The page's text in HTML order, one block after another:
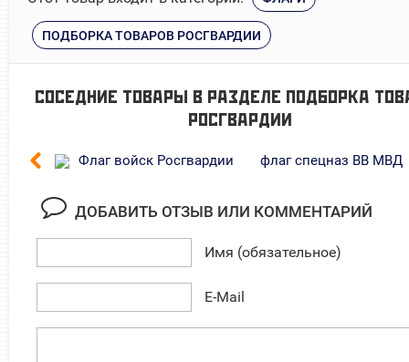
ПОДБОРКА ТОВАРОВ РОСГВАРДИИ
СОСЕДНИЕ ТОВАРЫ В РАЗДЕЛЕ ПОДБОРКА
РОСГВАРДИИ
Флаг войск Росгвардии флаг спецназ ВВ МВД
ДОБАВИТЬ ОТЗЫВ ИЛИ КОММЕНТАРИЙ
Имя (обязательное)
E-Mail